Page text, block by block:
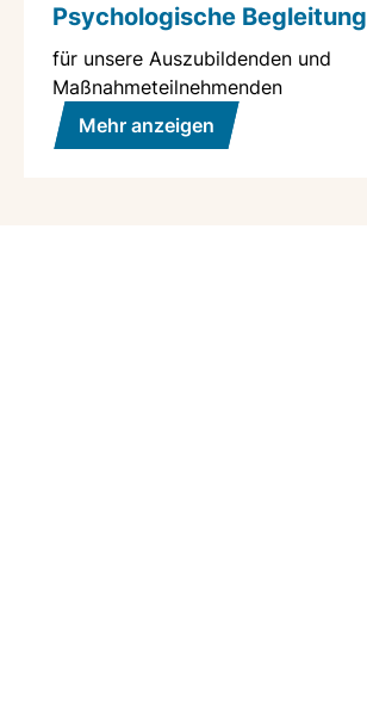
Psychologische Begleitung
für unsere Auszubildenden und
Maßnahmeteilnehmenden
Mehr anzeigen